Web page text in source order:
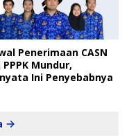
Penerimaan CASN
PPPK Mundur,
Ini Penyebabnya